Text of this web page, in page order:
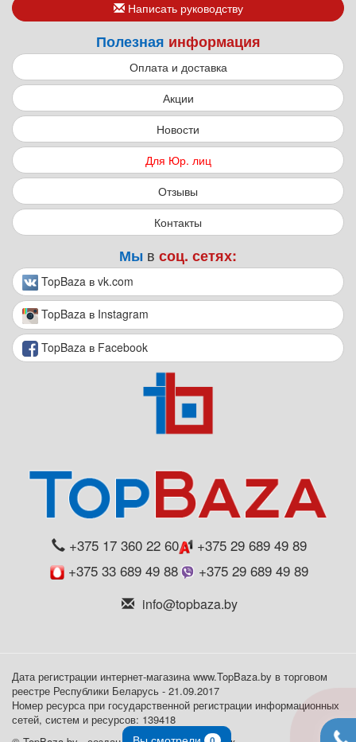
Написать руководству
Полезная информация
Оплата и доставка
Акции
Новости
Для Юр. лиц
Отзывы
Контакты
Мы в соц. сетях:
TopBaza в vk.com
TopBaza в Instagram
TopBaza в Facebook
+375 17 360 22 60
+375 29 689 49 89
+375 33 689 49 88
+375 29 689 49 89
info@topbaza.by
Дата регистрации интернет-магазина www.TopBaza.by в торговом
реестре Республики Беларусь - 21.09.2017
Номер ресурса при государственной регистрации информационных
сетей, систем и ресурсов: 139418